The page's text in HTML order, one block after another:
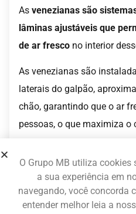
As venezianas são
lâminas ajustáveis que
de ar fresco no interior
As venezianas são
laterais do galpão,
chão, garantindo que o ar
pessoas, o que maximiza o
expertise em sistemas de
produtos frequentemente
como parte da solução.
O Grupo MB utiliza
a sua experiência em
navegando, você concorda
entender melhor leia a